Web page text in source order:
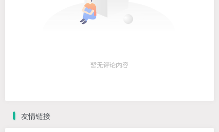
暂无评论内容
友情链接